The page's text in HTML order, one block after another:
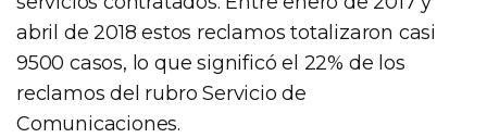
abril de 2018 estos reclamos totalizaron casi
9500 casos, lo que significó el 22% de los
reclamos del rubro Servicio de
Comunicaciones.